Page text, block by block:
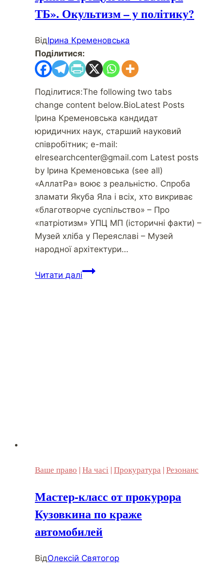
ТБ». Окультизм – у політику?
ВідІрина Кременовська
Поділитися:
Поділитися:The following two tabs
change content below.BioLatest Posts
Ірина Кременовська кандидат
юридичних наук, старший науковий
співробітник; e-mail:
elresearchcenter@gmail.com Latest posts
by Ірина Кременовська (see all)
«АллатРа» воює з реальністю. Спроба
зламати Якуба Яла і всіх, хто викриває
«благотворче суспільство» – Про
«патріотизм» УПЦ МП (історичні факти) –
Музей хліба у Переяславі – Музей
народної архітектури…
Читати даліПресування
Ваше право |На часі |Прокуратура |Резонанс
Мастер-класс от прокурора
Кузовкина по краже
автомобилей
ВідОлексій Святогор